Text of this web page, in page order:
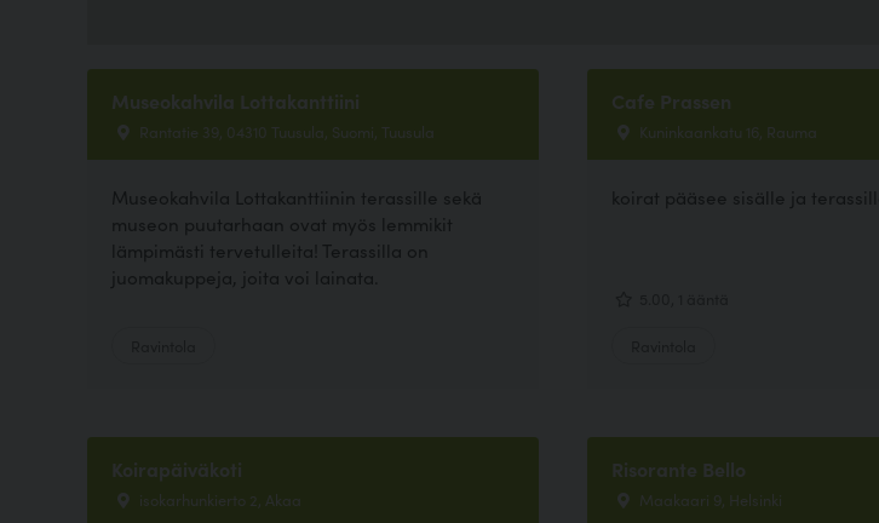
Museokahvila Lottakanttiini
Rantatie 39, 04310 Tuusula, Suomi, Tuusula
Museokahvila Lottakanttiinin terassille sekä
museon puutarhaan ovat myös lemmikit
lämpimästi tervetulleita! Terassilla on
juomakuppeja, joita voi lainata.
Cafe Prassen
Kuninkaankatu 16, Rauma
koirat pääsee sisälle ja
Koirapäiväkoti
isokarhunkierto 2, Akaa
Risorante Bello
Maakaari 9, Helsinki